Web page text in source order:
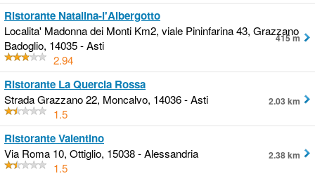
Ristorante Natalina-l'Albergotto
Localita' Madonna dei Monti Km2, viale Pininfarina 43, Grazzano
Badoglio, 14035 - Asti
2.94
415 m
Ristorante La Quercia Rossa
Strada Grazzano 22, Moncalvo, 14036 - Asti
1.5
2.03 km
Ristorante Valentino
Via Roma 10, Ottiglio, 15038 - Alessandria
1.5
2.38 km